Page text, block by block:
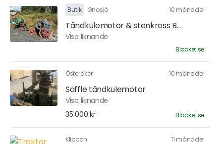
Butik Gnosjö 10 månader
Tändkulemotor & stenkross B...
Visa liknande
Blocket.se
Österåker 10 månader
Säffle tändkulemotor
Visa liknande
35 000 kr
Blocket.se
Klippan 11 månader